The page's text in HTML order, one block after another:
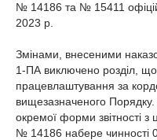
№ 14186 та № 15411
2023 р.
Змінами, внесеними
1-ПА виключено розділ, що
працевлаштування за
вищезазначеного
окремої форми звітності з
№ 14186 набере чинності